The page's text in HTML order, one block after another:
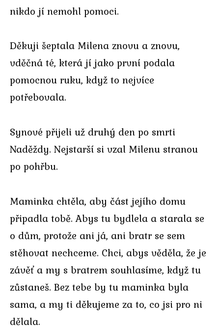
nikdo jí nemohl pomoci.
Děkuji šeptala Milena znovu a znovu,
vděčná té, která jí jako první podala
pomocnou ruku, když to nejvíce
potřebovala.
Synové přijeli už druhý den po smrti
Naděždy. Nejstarší si vzal Milenu stranou
po pohřbu.
Maminka chtěla, aby část jejího domu
připadla tobě. Abys tu bydlela a starala se
o dům, protože ani já, ani bratr se sem
stěhovat nechceme. Chci, abys věděla, že je
závěť a my s bratrem souhlasíme, když tu
zůstaneš. Bez tebe by tu maminka byla
sama, a my ti děkujeme za to, co jsi pro ni
dělala.